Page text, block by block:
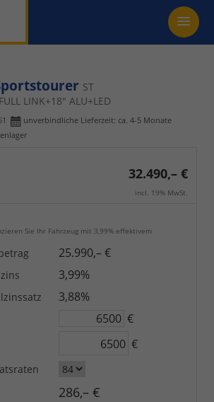
ST
LINK+18" ALU+LED
unverbindliche Lieferzeit: ca. 4-5 Monate
32.490,– €
incl. 19% MwSt.
Sie Ihr Fahrzeug mit 3,99% effektivem
25.990,– €
3,99%
3,88%
€
€
286,– €